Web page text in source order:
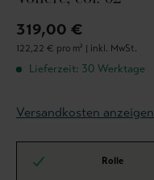
319,00 €
122,22 € pro m² | inkl. MwSt.
Lieferzeit: 30 Werktage
Versandkosten anzeigen
Rolle